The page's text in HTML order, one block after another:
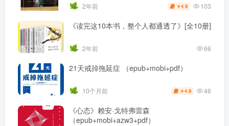
2年前 ￥4.9 103
《读完这10本书，整个人都通透了》[全10册]
2年前 66
21天戒掉拖延症 （epub+mobi+pdf）
10个月前 ￥4.9 46
《心态》赖安·戈特弗雷森
（epub+mobi+azw3+pdf）